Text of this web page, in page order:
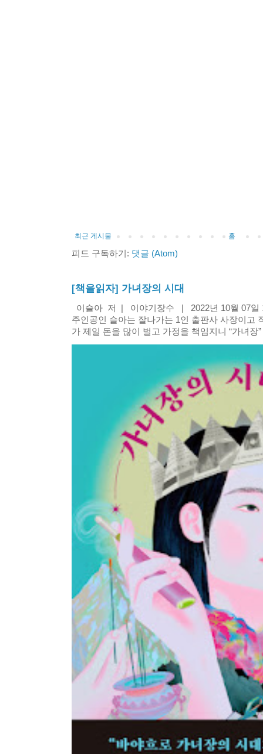
최근 게시물 홈
피드 구독하기: 댓글 (Atom)
[책을읽자] 가녀장의 시대
이슬아 저 | 이야기장수 | 2022년 10월 07일
주인공인 슬아는 잘나가는 1인 출판사 사장이고
가 제일 돈을 많이 벌고 가정을 책임지니 “가녀장